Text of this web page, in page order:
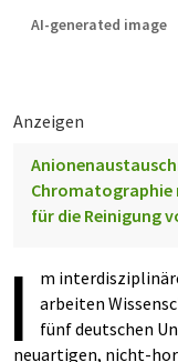
AI-generated image
Anzeigen
Chromatographie
für die Reinigung
I
m
arbeiten
fünf deutschen
neuartigen, nicht-